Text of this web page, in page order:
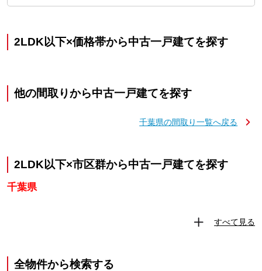
2LDK以下×価格帯から中古一戸建てを探す
他の間取りから中古一戸建てを探す
千葉県の間取り一覧へ戻る
2LDK以下×市区群から中古一戸建てを探す
千葉県
すべて見る
全物件から検索する